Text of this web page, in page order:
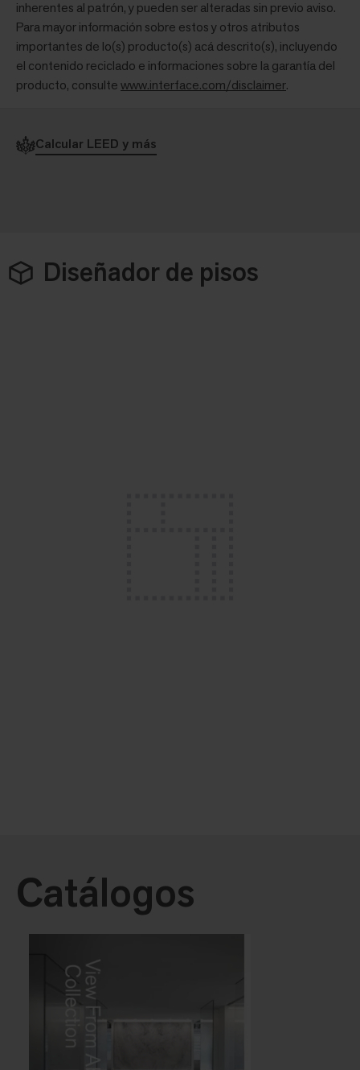
inherentes al patrón, y pueden ser alteradas sin previo aviso.
Para mayor información sobre estos y otros atributos
importantes de lo(s) producto(s) acá descrito(s), incluyendo
el contenido reciclado e informaciones sobre la garantía del
producto, consultewww.interface.com/disclaimer.
Calcular LEED y más
Diseñador de pisos
Catálogos